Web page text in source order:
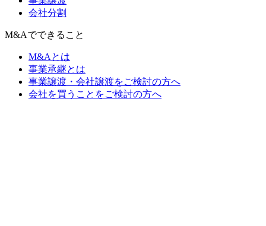
会社分割
M&Aでできること
M&Aとは
事業承継とは
事業譲渡・会社譲渡をご検討の方へ
会社を買うことをご検討の方へ